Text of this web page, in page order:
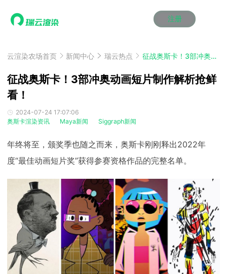
注册
效果图渲染
云制作
瑞兔百宝箱
效果图渲染
云制作
瑞兔百宝箱
效果图渲染
云制作
瑞兔百宝箱
效果图渲染
云制作
瑞兔百宝箱
效果图渲染
云制作
瑞兔百宝箱
效果图渲染
云制作
瑞兔百宝箱
解决方案
3ds Max云渲染方案
Blender 云渲染方案
Maya AI渲染方案
3ds Max云渲染方案
Blender 云渲染方案
Maya AI渲染方案
3ds Max云渲染方案
Blender 云渲染方案
Maya AI渲染方案
3ds Max云渲染方案
Blender 云渲染方案
Maya AI渲染方案
3ds Max云渲染方案
Blender 云渲染方案
Maya AI渲染方案
3ds Max云渲染方案
Blender 云渲染方案
Maya AI渲染方案
价格
动画价格
云制作价格
动画价格
云制作价格
动画价格
云制作价格
动画价格
云制作价格
动画价格
云制作价格
动画价格
云制作价格
案例
资讯&赛事
新闻资讯
渲染大赛
泛CG交流会
新闻资讯
渲染大赛
泛CG交流会
新闻资讯
渲染大赛
泛CG交流会
新闻资讯
渲染大赛
泛CG交流会
新闻资讯
渲染大赛
泛CG交流会
新闻资讯
渲染大赛
泛CG交流会
特惠专区
云渲染优惠攻略
青云平台
教育优惠
云渲染优惠攻略
青云平台
教育优惠
云渲染优惠攻略
青云平台
教育优惠
云渲染优惠攻略
青云平台
教育优惠
云渲染优惠攻略
青云平台
教育优惠
云渲染优惠攻略
青云平台
教育优惠
关于我们
下载动画客户端
效果图客户端
动画客户端
效果图客户端
动画客户端
效果图客户端
动画客户端
效果图客户端
动画客户端
效果图客户端
动画客户端
效果图客户端
帮助/教程
云渲染农场首页 新闻中心 瑞云热点 征战奥斯卡！3部冲奥动画短片制作解析抢鲜看！
征战奥斯卡！3部冲奥动画短片制作解析抢鲜
看！
2024-07-24 17:07:06
奥斯卡渲染资讯
Maya新闻 Siggraph新闻
年终将至，颁奖季也随之而来，奥斯卡刚刚释出2022年
度“最佳动画短片奖”获得参赛资格作品的完整名单。